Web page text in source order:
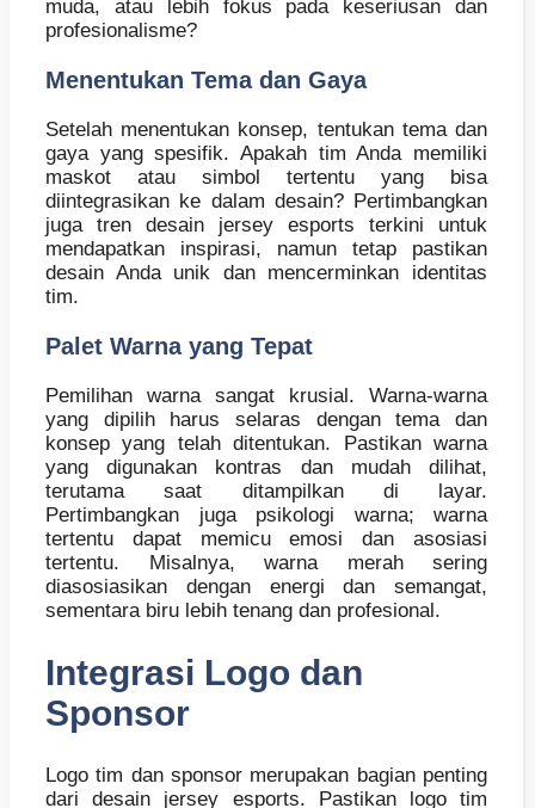
muda, atau lebih fokus pada keseriusan dan
profesionalisme?
Menentukan Tema dan Gaya
Setelah menentukan konsep, tentukan tema dan
gaya yang spesifik. Apakah tim Anda memiliki
maskot atau simbol tertentu yang bisa
diintegrasikan ke dalam desain? Pertimbangkan
juga tren desain jersey esports terkini untuk
mendapatkan inspirasi, namun tetap pastikan
desain Anda unik dan mencerminkan identitas
tim.
Palet Warna yang Tepat
Pemilihan warna sangat krusial. Warna-warna
yang dipilih harus selaras dengan tema dan
konsep yang telah ditentukan. Pastikan warna
yang digunakan kontras dan mudah dilihat,
terutama saat ditampilkan di layar.
Pertimbangkan juga psikologi warna; warna
tertentu dapat memicu emosi dan asosiasi
tertentu. Misalnya, warna merah sering
diasosiasikan dengan energi dan semangat,
sementara biru lebih tenang dan profesional.
Integrasi Logo dan
Sponsor
Logo tim dan sponsor merupakan bagian penting
dari desain jersey esports. Pastikan logo tim